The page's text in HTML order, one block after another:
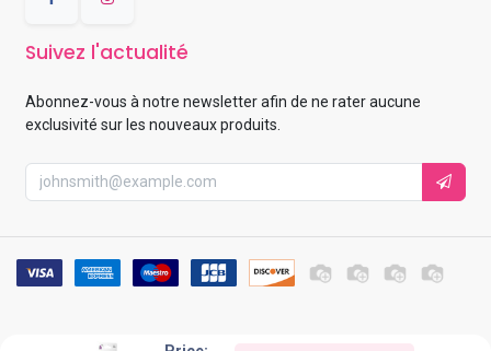
Suivez l'actualité
Abonnez-vous à notre newsletter afin de ne rater aucune
exclusivité sur les nouveaux produits.